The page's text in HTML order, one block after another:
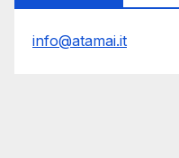
info@atamai.it